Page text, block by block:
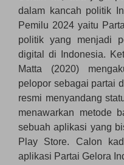
dalam kancah politik
Pemilu 2024 yaitu
politik yang menjadi
digital di Indonesia.
Matta (2020)
pelopor sebagai partai
resmi menyandang
menawarkan metode
sebuah aplikasi yang
Play Store. Calon
aplikasi Partai Gelora